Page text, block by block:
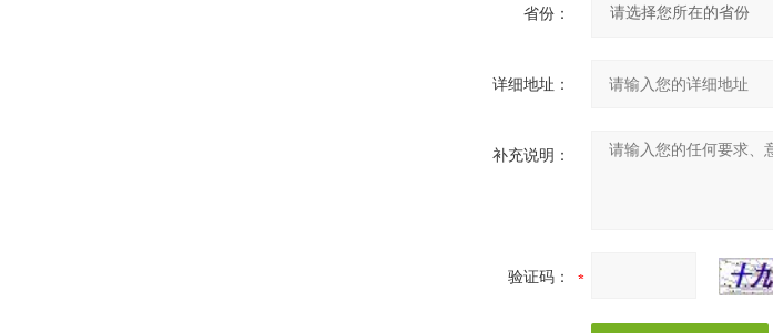
省份：
详细地址：
补充说明：
验证码：